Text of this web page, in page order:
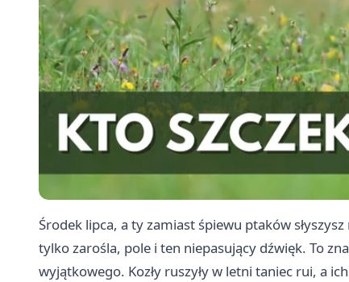
Środek lipca, a ty zamiast śpiewu ptaków
tylko zarośla, pole i ten niepasujący dźwięk. To
wyjątkowego. Kozły ruszyły w letni taniec rui, a